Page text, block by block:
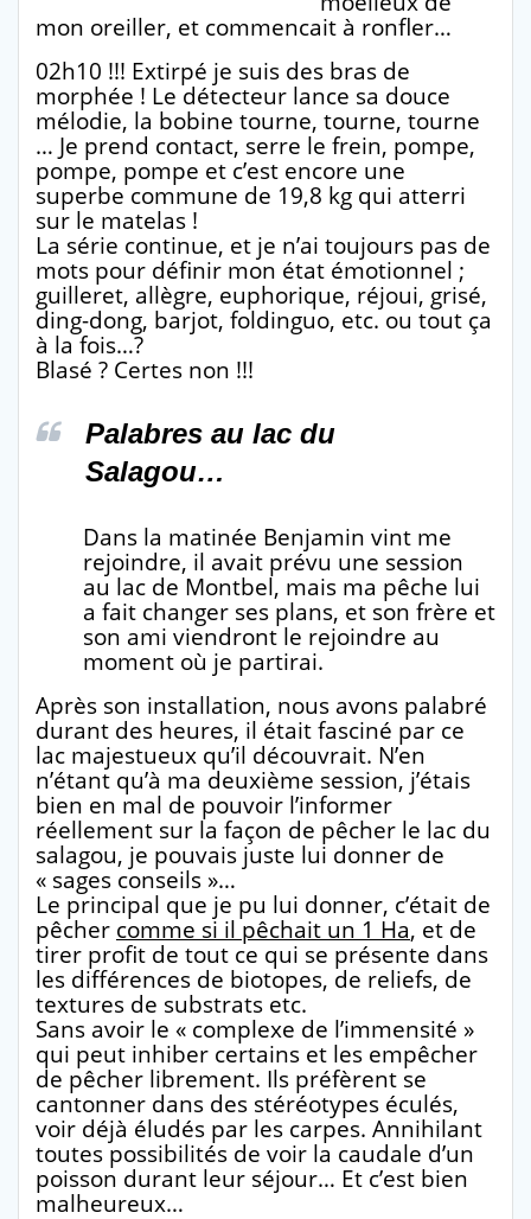
mon oreiller, et commencait à ronfler…
02h10 !!! Extirpé je suis des bras de
morphée ! Le détecteur lance sa douce
mélodie, la bobine tourne, tourne, tourne
… Je prend contact, serre le frein, pompe,
pompe, pompe et c’est encore une
superbe commune de 19,8 kg qui atterri
sur le matelas !
La série continue, et je n’ai toujours pas de
mots pour définir mon état émotionnel ;
guilleret, allègre, euphorique, réjoui, grisé,
ding-dong, barjot, foldinguo, etc. ou tout ça
à la fois…?
Blasé ? Certes non !!!
Palabres au lac du
Salagou…
Dans la matinée Benjamin vint me
rejoindre, il avait prévu une session
au lac de Montbel, mais ma pêche lui
a fait changer ses plans, et son frère et
son ami viendront le rejoindre au
moment où je partirai.
Après son installation, nous avons palabré
durant des heures, il était fasciné par ce
lac majestueux qu’il découvrait. N’en
n’étant qu’à ma deuxième session, j’étais
bien en mal de pouvoir l’informer
réellement sur la façon de pêcher le lac du
salagou, je pouvais juste lui donner de
« sages conseils »…
Le principal que je pu lui donner, c’était de
pêcher comme si il pêchait un 1 Ha, et de
tirer profit de tout ce qui se présente dans
les différences de biotopes, de reliefs, de
textures de substrats etc.
Sans avoir le « complexe de l’immensité »
qui peut inhiber certains et les empêcher
de pêcher librement. Ils préfèrent se
cantonner dans des stéréotypes éculés,
voir déjà éludés par les carpes. Annihilant
toutes possibilités de voir la caudale d’un
poisson durant leur séjour… Et c’est bien
malheureux…